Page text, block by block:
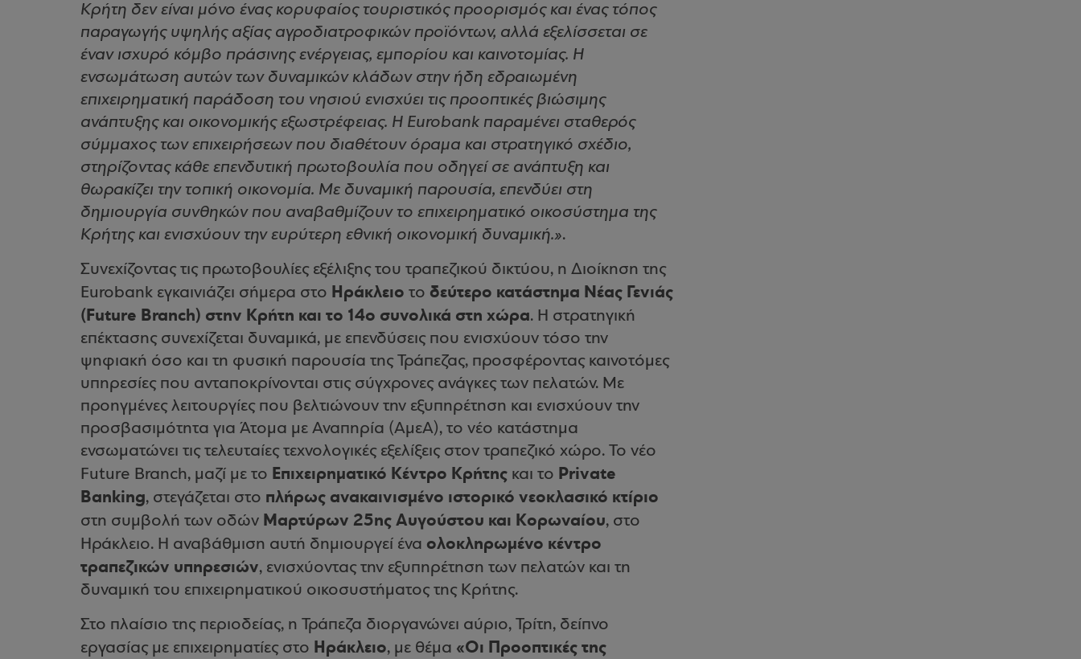
Κρήτη δεν είναι μόνο ένας κορυφαίος τουριστικός προορισμός και ένας τόπος
παραγωγής υψηλής αξίας αγροδιατροφικών προϊόντων, αλλά εξελίσσεται σε
έναν ισχυρό κόμβο πράσινης ενέργειας, εμπορίου και καινοτομίας. Η
ενσωμάτωση αυτών των δυναμικών κλάδων στην ήδη εδραιωμένη
επιχειρηματική παράδοση του νησιού ενισχύει τις προοπτικές βιώσιμης
ανάπτυξης και οικονομικής εξωστρέφειας. Η Eurobank παραμένει σταθερός
σύμμαχος των επιχειρήσεων που διαθέτουν όραμα και στρατηγικό σχέδιο,
στηρίζοντας κάθε επενδυτική πρωτοβουλία που οδηγεί σε ανάπτυξη και
θωρακίζει την τοπική οικονομία. Με δυναμική παρουσία, επενδύει στη
δημιουργία συνθηκών που αναβαθμίζουν το επιχειρηματικό οικοσύστημα της
Κρήτης και ενισχύουν την ευρύτερη εθνική οικονομική δυναμική.».
Συνεχίζοντας τις πρωτοβουλίες εξέλιξης του τραπεζικού δικτύου, η Διοίκηση της
Eurobank εγκαινιάζει σήμερα στο Ηράκλειο το δεύτερο κατάστημα Νέας Γενιάς
(Future Branch) στην Κρήτη και το 14ο συνολικά στη χώρα. Η στρατηγική
επέκτασης συνεχίζεται δυναμικά, με επενδύσεις που ενισχύουν τόσο την
ψηφιακή όσο και τη φυσική παρουσία της Τράπεζας, προσφέροντας καινοτόμες
υπηρεσίες που ανταποκρίνονται στις σύγχρονες ανάγκες των πελατών. Με
προηγμένες λειτουργίες που βελτιώνουν την εξυπηρέτηση και ενισχύουν την
προσβασιμότητα για Άτομα με Αναπηρία (ΑμεΑ), το νέο κατάστημα
ενσωματώνει τις τελευταίες τεχνολογικές εξελίξεις στον τραπεζικό χώρο. Το νέο
Future Branch, μαζί με το Επιχειρηματικό Κέντρο Κρήτης και το Private
Banking, στεγάζεται στο πλήρως ανακαινισμένο ιστορικό νεοκλασικό κτίριο
στη συμβολή των οδών Μαρτύρων 25ης Αυγούστου και Κορωναίου, στο
Ηράκλειο. Η αναβάθμιση αυτή δημιουργεί ένα ολοκληρωμένο κέντρο
τραπεζικών υπηρεσιών, ενισχύοντας την εξυπηρέτηση των πελατών και τη
δυναμική του επιχειρηματικού οικοσυστήματος της Κρήτης.
Στο πλαίσιο της περιοδείας, η Τράπεζα διοργανώνει αύριο, Τρίτη, δείπνο
εργασίας με επιχειρηματίες στο Ηράκλειο, με θέμα «Oι Προοπτικές της